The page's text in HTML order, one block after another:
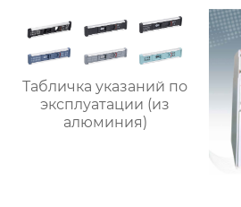
Табличка указаний по
эксплуатации (из
алюминия)